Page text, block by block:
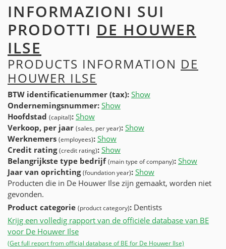
INFORMAZIONI SUI
PRODOTTI DE HOUWER
ILSE
PRODUCTS INFORMATION DE
HOUWER ILSE
BTW identificatienummer (tax): Show
Ondernemingsnummer: Show
Hoofdstad (capital): Show
Verkoop, per jaar (sales, per year): Show
Werknemers (employees): Show
Credit rating(credit rating): Show
Belangrijkste type bedrijf(main type of company): Show
Jaar van oprichting(foundation year): Show
Producten die in De Houwer Ilse zijn gemaakt, worden niet
gevonden.
Product categorie (product category): Dentists
Krijg een volledig rapport van de officiële database van BE
voor De Houwer Ilse
(Get full report from official database of BE for De Houwer Ilse)